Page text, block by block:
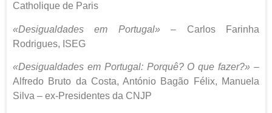
Catholique de Paris
«Desigualdades em Portugal» – Carlos Farinha
Rodrigues, ISEG
«Desigualdades em Portugal: Porquê? O que fazer?» –
Alfredo Bruto da Costa, António Bagão Félix, Manuela
Silva – ex-Presidentes da CNJP